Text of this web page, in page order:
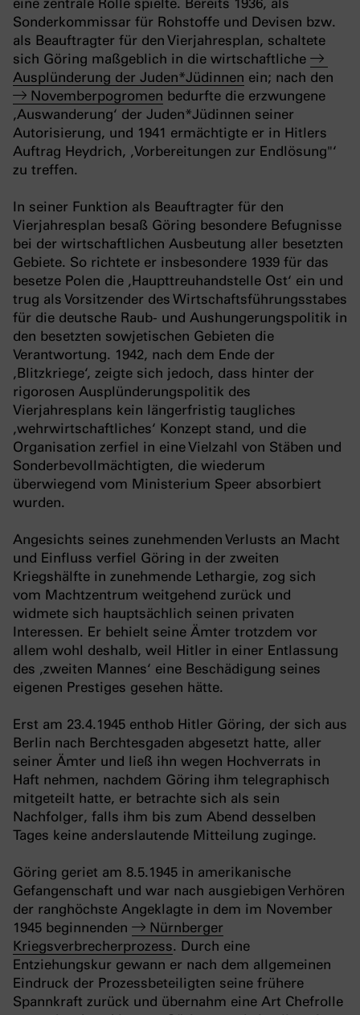
eine zentrale Rolle spielte. Bereits 1936, als
Sonderkommissar für Rohstoffe und Devisen bzw.
als Beauftragter für den Vierjahresplan, schaltete
sich Göring maßgeblich in die wirtschaftliche
Ausplünderung der Juden*Jüdinnen ein; nach den
Novemberpogromen bedurfte die erzwungene
‚Auswanderung‘ der Juden*Jüdinnen seiner
Autorisierung, und 1941 ermächtigte er in Hitlers
Auftrag Heydrich, ‚Vorbereitungen zur Endlösung"‘
zu treffen.
In seiner Funktion als Beauftragter für den
Vierjahresplan besaß Göring besondere Befugnisse
bei der wirtschaftlichen Ausbeutung aller besetzten
Gebiete. So richtete er insbesondere 1939 für das
besetze Polen die ‚Haupttreuhandstelle Ost‘ ein und
trug als Vorsitzender des Wirtschaftsführungsstabes
für die deutsche Raub- und Aushungerungspolitik in
den besetzten sowjetischen Gebieten die
Verantwortung. 1942, nach dem Ende der
‚Blitzkriege‘, zeigte sich jedoch, dass hinter der
rigorosen Ausplünderungspolitik des
Vierjahresplans kein längerfristig taugliches
‚wehrwirtschaftliches‘ Konzept stand, und die
Organisation zerfiel in eine Vielzahl von Stäben und
Sonderbevollmächtigten, die wiederum
überwiegend vom Ministerium Speer absorbiert
wurden.
Angesichts seines zunehmenden Verlusts an Macht
und Einfluss verfiel Göring in der zweiten
Kriegshälfte in zunehmende Lethargie, zog sich
vom Machtzentrum weitgehend zurück und
widmete sich hauptsächlich seinen privaten
Interessen. Er behielt seine Ämter trotzdem vor
allem wohl deshalb, weil Hitler in einer Entlassung
des ‚zweiten Mannes‘ eine Beschädigung seines
eigenen Prestiges gesehen hätte.
Erst am 23.4.1945 enthob Hitler Göring, der sich aus
Berlin nach Berchtesgaden abgesetzt hatte, aller
seiner Ämter und ließ ihn wegen Hochverrats in
Haft nehmen, nachdem Göring ihm telegraphisch
mitgeteilt hatte, er betrachte sich als sein
Nachfolger, falls ihm bis zum Abend desselben
Tages keine anderslautende Mitteilung zuginge.
Göring geriet am 8.5.1945 in amerikanische
Gefangenschaft und war nach ausgiebigen Verhören
der ranghöchste Angeklagte in dem im November
1945 beginnenden
Nürnberger
Kriegsverbrecherprozess. Durch eine
Entziehungskur gewann er nach dem allgemeinen
Eindruck der Prozessbeteiligten seine frühere
Spannkraft zurück und übernahm eine Art Chefrolle